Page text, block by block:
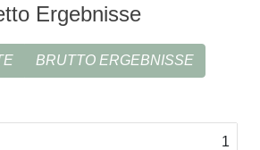
Ergebnisse
BRUTTO ERGEBNISSE
1